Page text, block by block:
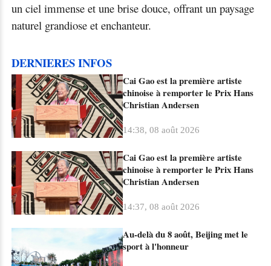
un ciel immense et une brise douce, offrant un paysage
naturel grandiose et enchanteur.
DERNIERES INFOS
Cai Gao est la première artiste
chinoise à remporter le Prix Hans
Christian Andersen
14:38, 08 août 2026
Cai Gao est la première artiste
chinoise à remporter le Prix Hans
Christian Andersen
14:37, 08 août 2026
Au-delà du 8 août, Beijing met le
sport à l'honneur